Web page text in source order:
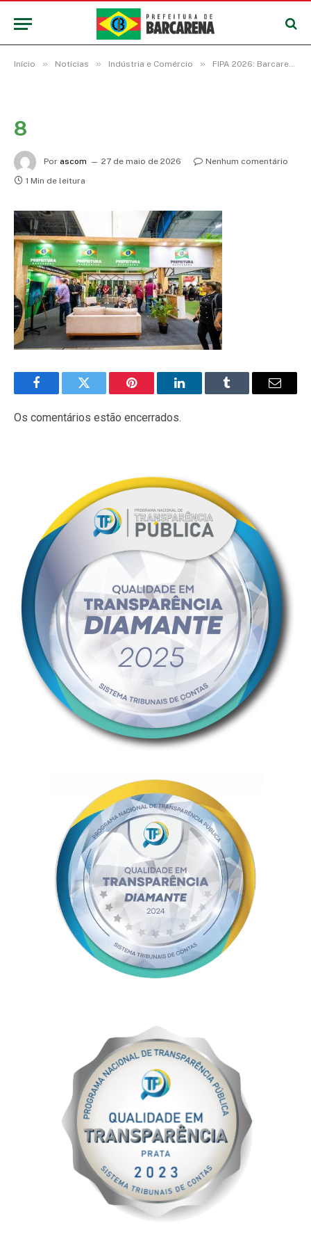
Início » Notícias » Indústria e Comércio » FIPA 2026: Barcarena é destaque em painel sobre a zona de processamento de exportação
8
Por ascom 27 de maio de 2026
Nenhum comentário
1 Min de leitura
FacebookTwitter Pinterest LinkedInTumblr
E-
Os comentários estão encerrados.